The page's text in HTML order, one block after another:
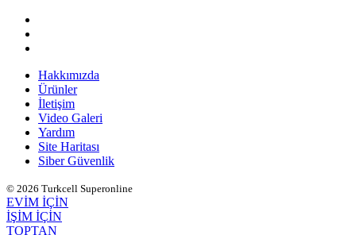
Hakkımızda
Ürünler
İletişim
Video Galeri
Yardım
Site Haritası
Siber Güvenlik
© 2026 Turkcell Superonline
EVİM İÇİN
İŞİM İÇİN
TOPTAN